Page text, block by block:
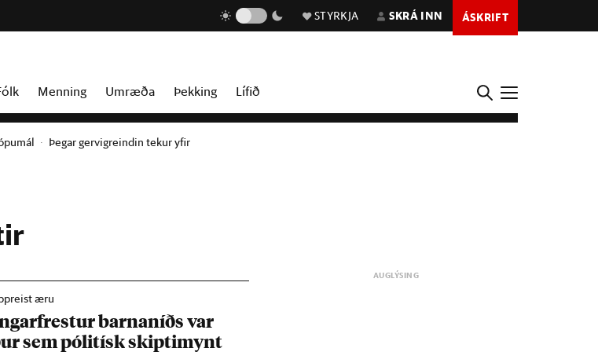
STYRKJA SKRÁ INN ÁSKRIFT
Menning Umræða Þekking Lífið
Þegar gervigreindin tekur yfir
æru
barn­aníðs var
sem póli­tísk skipti­mynt